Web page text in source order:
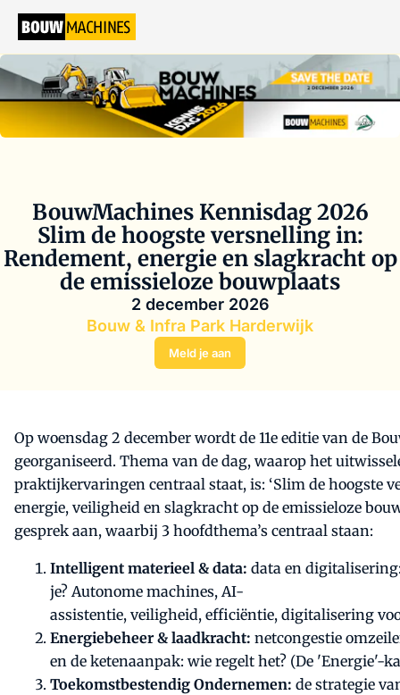
BouwMachines Kennisdag 2026
Slim de hoogste versnelling in:
Rendement, energie en slagkracht op
de emissieloze bouwplaats
2 december 2026
Bouw & Infra Park Harderwijk
Meld je aan
Op woensdag 2 december wordt de 11e editie van de
georganiseerd. Thema van de dag, waarop het
praktijkervaringen centraal staat, is: ‘Slim de hoogste
energie, veiligheid en slagkracht op de emissieloze
gesprek aan, waarbij 3 hoofdthema’s centraal staan:
Intelligent materieel & data: data en
je? Autonome machines, AI-
assistentie, veiligheid, efficiëntie, digitalisering
Energiebeheer & laadkracht: netcongestie
en de ketenaanpak: wie regelt het? (De 'Energie'-
Toekomstbestendig Ondernemen: de strategie